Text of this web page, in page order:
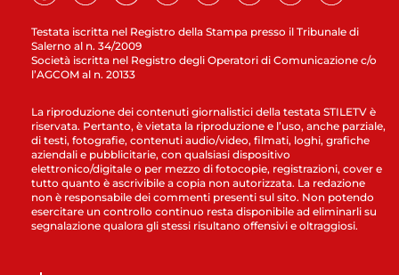
Testata iscritta nel Registro della Stampa presso il Tribunale di
Salerno al n. 34/2009
Società iscritta nel Registro degli Operatori di Comunicazione c/o
l’AGCOM al n. 20133
La riproduzione dei contenuti giornalistici della testata STILETV è
riservata. Pertanto, è vietata la riproduzione e l’uso, anche parziale,
di testi, fotografie, contenuti audio/video, filmati, loghi, grafiche
aziendali e pubblicitarie, con qualsiasi dispositivo
elettronico/digitale o per mezzo di fotocopie, registrazioni, cover e
tutto quanto è ascrivibile a copia non autorizzata. La redazione
non è responsabile dei commenti presenti sul sito. Non potendo
esercitare un controllo continuo resta disponibile ad eliminarli su
segnalazione qualora gli stessi risultano offensivi e oltraggiosi.